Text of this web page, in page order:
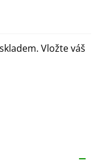
Vložte váš